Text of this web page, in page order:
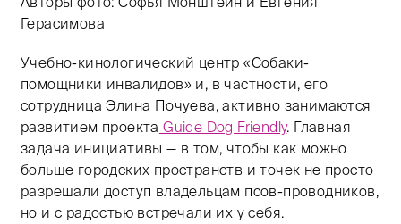
Герасимова
Тифлокомментарий: цветная фотография. Ранний
Учебно-кинологический центр «Собаки-
помощники инвалидов» и, в частности, его
сотрудница Элина Почуева, активно занимаются
развитием проекта Guide Dog Friendly. Главная
задача инициативы — в том, чтобы как можно
больше городских пространств и точек не просто
разрешали доступ владельцам псов-проводников,
но и с радостью встречали их у себя.